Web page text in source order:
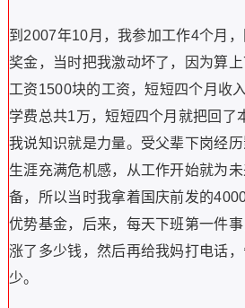
到2007年10月，我参加工作4个月
奖金，当时把我激动坏了，因为算
工资1500块的工资，短短四个月收
学费总共1万，短短四个月就把回了
我说知识就是力量。受父辈下岗经
生涯充满危机感，从工作开始就为
备，所以当时我拿着国庆前发的
优势基金，后来，每天下班第一件
涨了多少钱，然后再给我妈打电话
少。